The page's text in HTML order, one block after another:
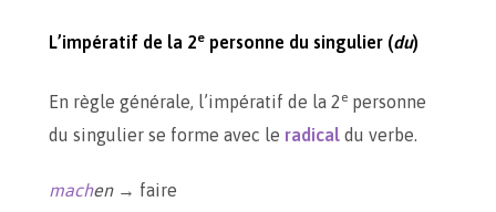
L’impératif de la 2e personne du singulier (du)
En règle générale, l’impératif de la 2 e personne
du singulier se forme avec le radical du verbe.
machen→ faire